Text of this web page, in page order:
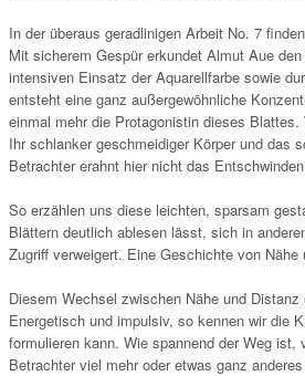
In der überaus geradlinigen Arbeit No. 7
Mit sicherem Gespür erkundet Almut Aue
intensiven Einsatz der Aquarellfarbe sowie
entsteht eine ganz außergewöhnliche
einmal mehr die Protagonistin dieses
Ihr schlanker geschmeidiger Körper und das
Betrachter erahnt hier nicht das
So erzählen uns diese leichten, sparsam
Blättern deutlich ablesen lässt, sich in
Zugriff verweigert. Eine Geschichte von
Diesem Wechsel zwischen Nähe und
Energetisch und impulsiv, so kennen wir die
formulieren kann. Wie spannend der Weg
Betrachter viel mehr oder etwas ganz